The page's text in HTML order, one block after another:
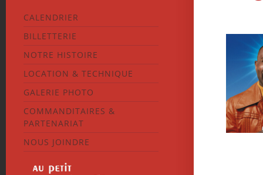
CALENDRIER
BILLETTERIE
NOTRE HISTOIRE
LOCATION & TECHNIQUE
GALERIE PHOTO
COMMANDITAIRES &
PARTENARIAT
NOUS JOINDRE